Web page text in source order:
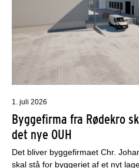
1. juli 2026
Byggefirma fra Rødekro
det nye OUH
Det bliver byggefirmaet Chr.
skal stå for byggeriet af et nyt